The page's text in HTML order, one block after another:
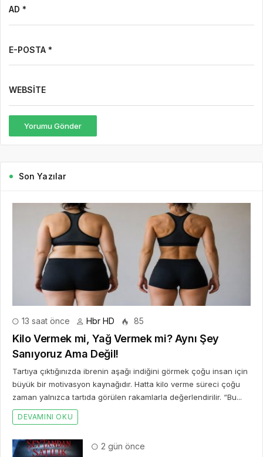
AD *
E-POSTA *
WEBSITE
Yorumu Gönder
Son Yazılar
13 saat önce Hbr HD 85
Kilo Vermek mi, Yağ Vermek mi? Aynı Şey
Sanıyoruz Ama Değil!
Tartıya çıktığınızda ibrenin aşağı indiğini görmek çoğu insan için
büyük bir motivasyon kaynağıdır. Hatta kilo verme süreci çoğu
zaman yalnızca tartıda görülen rakamlarla değerlendirilir. “Bu...
DEVAMINI OKU
2 gün önce